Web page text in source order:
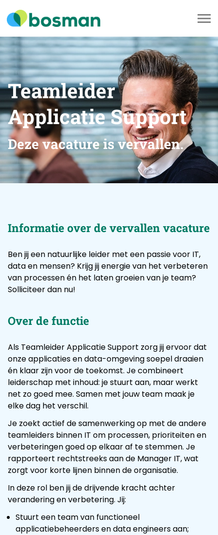
Teamleider
Applicatie Support
Deze vacature is vervallen.
Informatie over de vervallen vacature
Ben jij een natuurlijke leider met een passie voor IT,
data en mensen? Krijg jij energie van het verbeteren
van processen én het laten groeien van je team?
Solliciteer dan nu!
Over de functie
Als Teamleider Applicatie Support zorg jij ervoor dat
onze applicaties en data-omgeving soepel draaien
én klaar zijn voor de toekomst. Je combineert
leiderschap met inhoud: je stuurt aan, maar werkt
net zo goed mee. Samen met jouw team maak je
elke dag het verschil.
Je zoekt actief de samenwerking op met de andere
teamleiders binnen IT om processen, prioriteiten en
verbeteringen goed op elkaar af te stemmen. Je
rapporteert rechtstreeks aan de Manager IT, wat
zorgt voor korte lijnen binnen de organisatie.
In deze rol ben jij de drijvende kracht achter
verandering en verbetering. Jij:
Stuurt een team van functioneel
applicatiebeheerders en data engineers aan;